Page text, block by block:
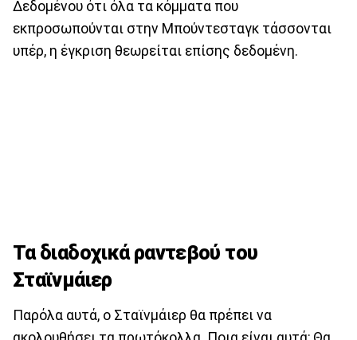
Δεδομένου ότι όλα τα κόμματα που
εκπροσωπούνται στην Μπούντεσταγκ τάσσονται
υπέρ, η έγκριση θεωρείται επίσης δεδομένη.
Τα διαδοχικά ραντεβού του
Σταϊνμάιερ
Παρόλα αυτά, ο Σταϊνμάιερ θα πρέπει να